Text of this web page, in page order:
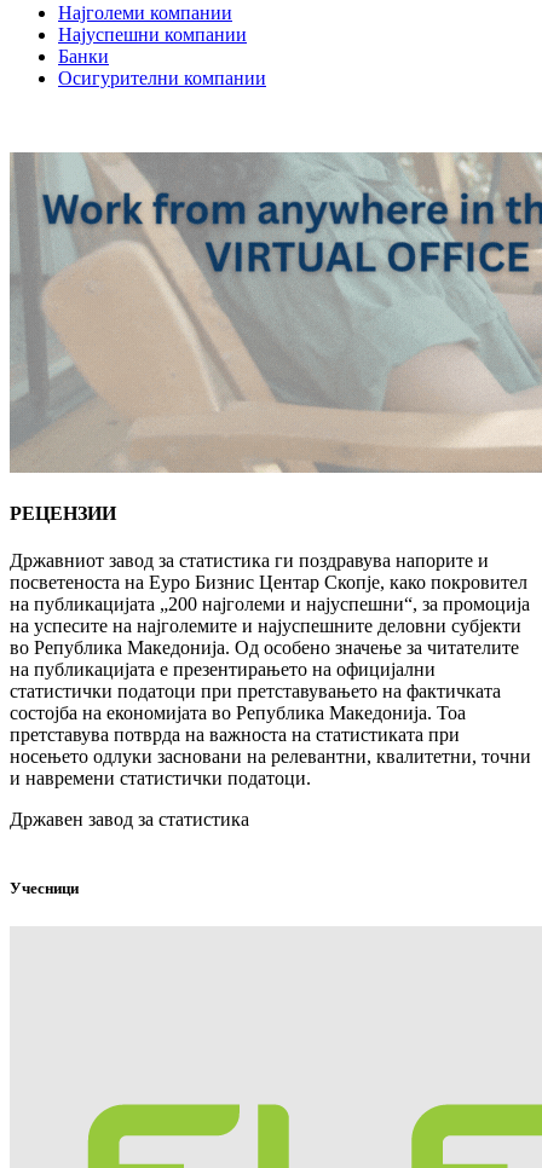
Најголеми компании
Најуспешни компании
Банки
Осигурителни компании
РЕЦЕНЗИИ
Државниот завод за статистика ги поздравува напорите и
посветеноста на Еуро Бизнис Центар Скопје, како покровител
на публикацијата „200 најголеми и најуспешни“, за промоција
на успесите на најголемите и најуспешните деловни субјекти
во Република Македонија. Од особено значење за читателите
на публикацијата е презентирањето на официјални
статистички податоци при претставувањето на фактичката
состојба на економијата во Република Македонија. Тоа
претставува потврда на важноста на статистиката при
носењето одлуки засновани на релевантни, квалитетни, точни
и навремени статистички податоци.
Државен завод за статистика
Учесници